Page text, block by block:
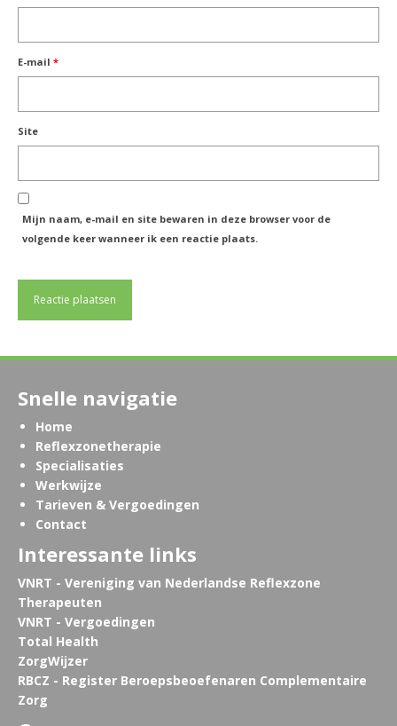
E-mail *
Site
Mijn naam, e-mail en site bewaren in deze browser voor de
volgende keer wanneer ik een reactie plaats.
Snelle navigatie
Home
Reflexzonetherapie
Specialisaties
Werkwijze
Tarieven & Vergoedingen
Contact
Interessante links
VNRT - Vereniging van Nederlandse Reflexzone
Therapeuten
VNRT - Vergoedingen
Total Health
ZorgWijzer
RBCZ - Register Beroepsbeoefenaren Complementaire
Zorg